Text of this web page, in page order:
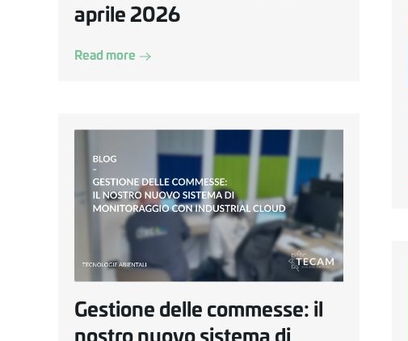
aprile 2026
Read more
Gestione delle commesse: il
nostro nuovo sistema di